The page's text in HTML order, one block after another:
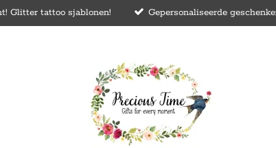
Glitter tattoo sjablonen! Gepersonaliseerde